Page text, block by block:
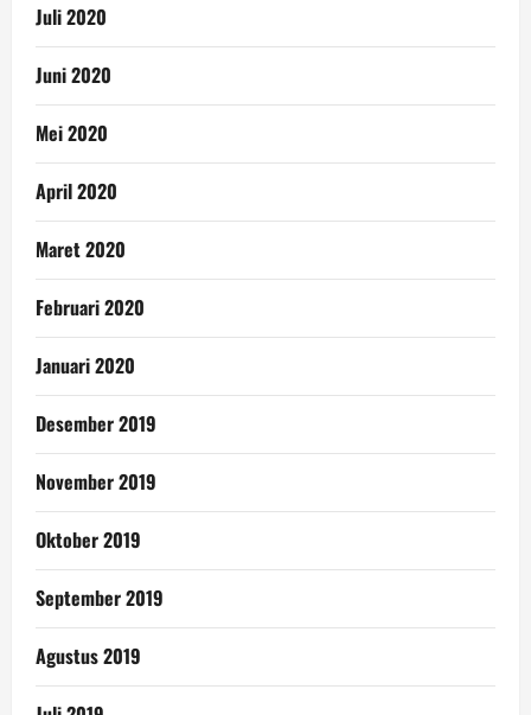
Juli 2020
Juni 2020
Mei 2020
April 2020
Maret 2020
Februari 2020
Januari 2020
Desember 2019
November 2019
Oktober 2019
September 2019
Agustus 2019